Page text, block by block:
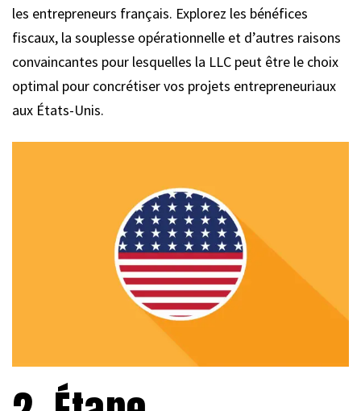
les entrepreneurs français. Explorez les bénéfices
fiscaux, la souplesse opérationnelle et d’autres raisons
convaincantes pour lesquelles la LLC peut être le choix
optimal pour concrétiser vos projets entrepreneuriaux
aux États-Unis.